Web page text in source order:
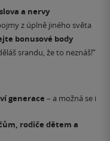
a nervy
z úplně jiného světa
bonusové body
srandu, že to neznáš!“
generace – a možná se i
rodiče dětem a